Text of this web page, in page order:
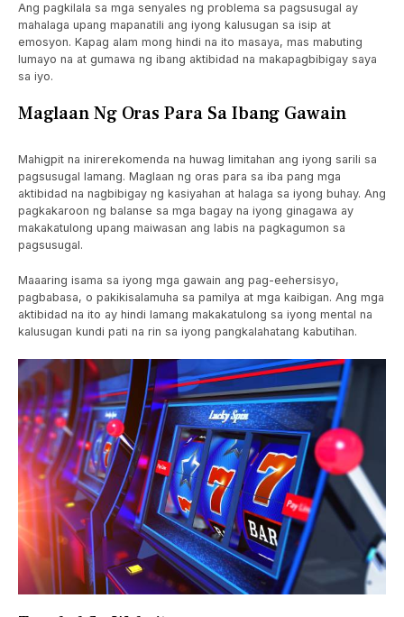
Ang pagkilala sa mga senyales ng problema sa pagsusugal ay
mahalaga upang mapanatili ang iyong kalusugan sa isip at
emosyon. Kapag alam mong hindi na ito masaya, mas mabuting
lumayo na at gumawa ng ibang aktibidad na makapagbibigay saya
sa iyo.
Maglaan Ng Oras Para Sa Ibang Gawain
Mahigpit na inirerekomenda na huwag limitahan ang iyong sarili sa
pagsusugal lamang. Maglaan ng oras para sa iba pang mga
aktibidad na nagbibigay ng kasiyahan at halaga sa iyong buhay. Ang
pagkakaroon ng balanse sa mga bagay na iyong ginagawa ay
makakatulong upang maiwasan ang labis na pagkagumon sa
pagsusugal.
Maaaring isama sa iyong mga gawain ang pag-eehersisyo,
pagbabasa, o pakikisalamuha sa pamilya at mga kaibigan. Ang mga
aktibidad na ito ay hindi lamang makakatulong sa iyong mental na
kalusugan kundi pati na rin sa iyong pangkalahatang kabutihan.